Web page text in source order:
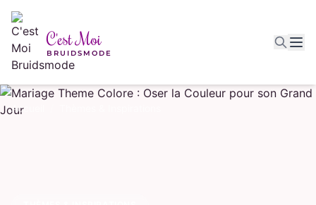
Aller au contenu principal
C'est Moi
BRUIDSMODE
Accueil